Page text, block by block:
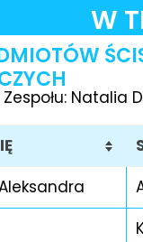
W
Natalia